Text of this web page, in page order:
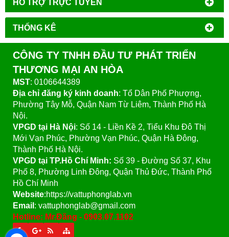
HỔ TRỢ TRỰC TUYẾN
THỐNG KÊ
CÔNG TY TNHH ĐẦU TƯ PHÁT TRIỂN
THƯƠNG MẠI AN HÒA
MST: 0106644389
Địa chỉ đăng ký kinh doanh: Tổ Dân Phố Phượng,
Phường Tây Mỗ, Quận Nam Từ Liêm, Thành Phố Hà
Nội.
VPGD tại Hà Nội: Số 14 - Liền Kề 2, Tiểu Khu Đô Thị
Mới Vạn Phúc, Phường Vạn Phúc, Quận Hà Đông,
Thành Phố Hà Nội.
VPGD tại TP.Hồ Chí Minh: Số 39 - Đường Số 37, Khu
Phố 8, Phường Linh Đông, Quận Thủ Đức, Thành Phố
Hồ Chí Minh
Website:https://vattuphonglab.vn
Email : vattuphonglab@gmail.com
Hotline: Mr.Đăng - 0903.07.1102